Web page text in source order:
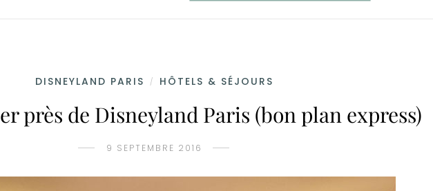
DISNEYLAND PARIS / HÔTELS & SÉJOURS
près de Disneyland Paris (bon plan express)
9 SEPTEMBRE 2016